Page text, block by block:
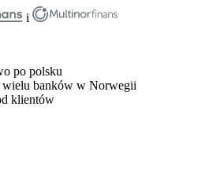
i
po polsku
wielu banków w Norwegii
klientów